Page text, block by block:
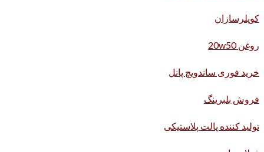
کوپلرسازان
روغن 20w50
خرید فوری ساندویچ پانل
فروش بلبرینگ
تولید کننده پالت پلاستیکی